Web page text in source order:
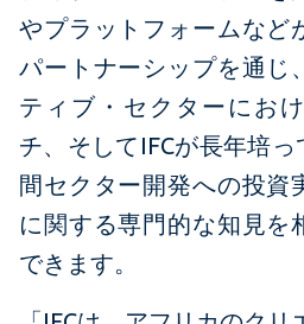
やプラットフォームなど
パートナーシップを通じ
ティブ・セクターにお
チ、そしてIFCが長年培
間セクター開発への投資
に関する専門的な知見を
できます。